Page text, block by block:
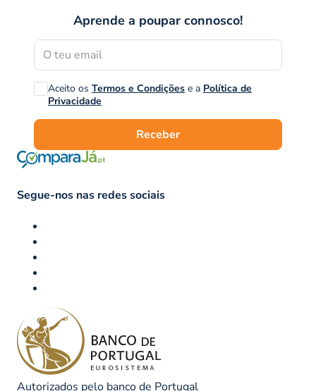
Aprende a poupar connosco!
Aceito os Termos e Condições e a Política de
Privacidade
Receber
Segue-nos nas redes sociais
Autorizados pelo banco de Portugal